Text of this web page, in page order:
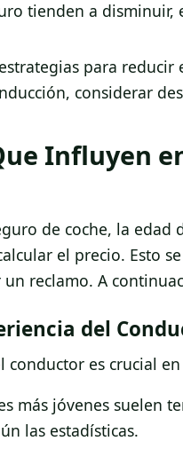
tienden a disminuir,
para
considerar
Influyen
de coche, la
el precio. Esto
reclamo. A
del
conductor es crucial
más jóvenes suelen
las estadísticas.